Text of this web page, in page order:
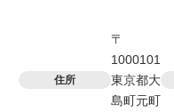
住所
〒
1000101
東京都大
島町元町